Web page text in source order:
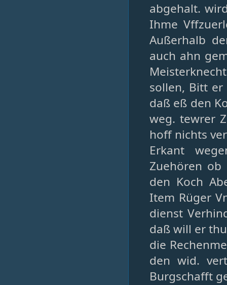
abgehalt.
Ihme
Außerhalb
auch ahn
sollen, Bitt
daß eß den
weg. tewrer
hoff nichts
Erkant
Zuehören ob
den Koch
Item Rüger
dienst
daß will er
die
den wid.
Burgschafft